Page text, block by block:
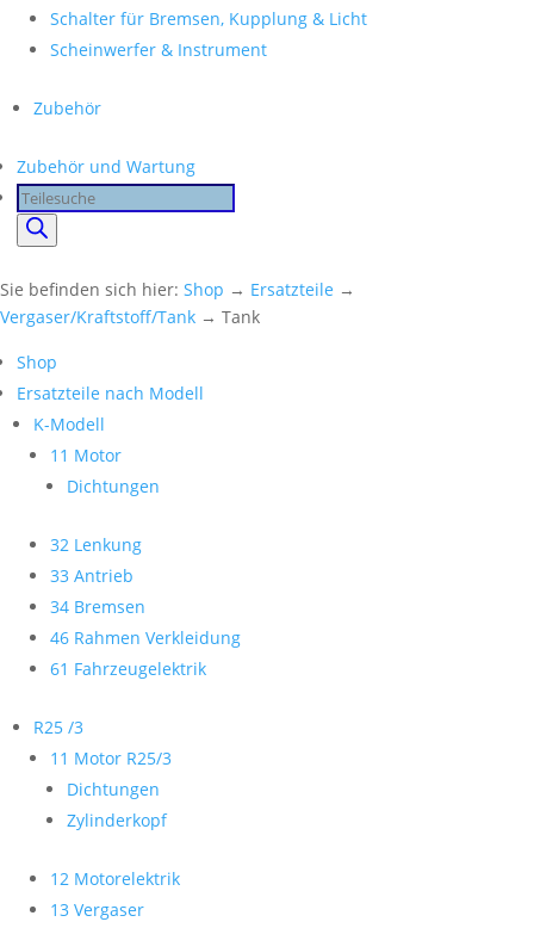
Schalter für Bremsen, Kupplung & Licht
Scheinwerfer & Instrument
Zubehör
Zubehör und Wartung
Products
search
Sie befinden sich hier: Shop → Ersatzteile →
Vergaser/Kraftstoff/Tank → Tank
Shop
Ersatzteile nach Modell
K-Modell
11 Motor
Dichtungen
32 Lenkung
33 Antrieb
34 Bremsen
46 Rahmen Verkleidung
61 Fahrzeugelektrik
R25 /3
11 Motor R25/3
Dichtungen
Zylinderkopf
12 Motorelektrik
13 Vergaser